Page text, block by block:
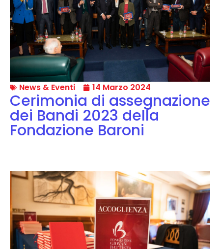
News & Eventi 14 Marzo 2024
Cerimonia di assegnazione
dei Bandi 2023 della
Fondazione Baroni